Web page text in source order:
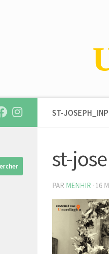
ST-
st-
PAR MENHIR · 16